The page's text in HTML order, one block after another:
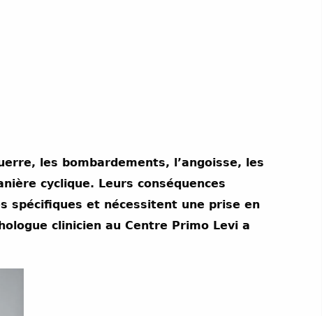
les bombardements, l’angoisse, les
cyclique. Leurs conséquences
spécifiques et nécessitent une prise en
clinicien au Centre Primo Levi a